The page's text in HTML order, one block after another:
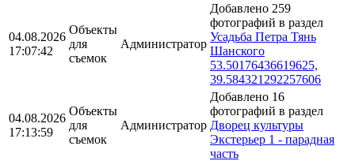
04.08.2026
17:07:42
Объекты
для
съемок
Администратор
Добавлено 259
фотографий в раздел
Усадьба Петра Тянь
Шанского
53.50176436619625,
39.584321292257606
04.08.2026
17:13:59
Объекты
для
съемок
Администратор
Добавлено 16
фотографий в раздел
Дворец культуры
Экстерьер 1 - парадная
часть